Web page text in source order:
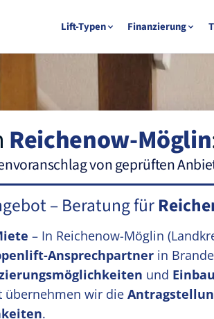
Lift-Typen Finanzierung
Reichenow-Möglin
von geprüften
– Beratung für
– In Reichenow-Möglin
Ansprechpartner in
und
übernehmen wir die
.